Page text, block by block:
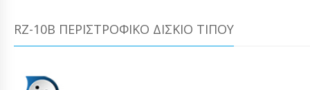
RZ-10B ΠΕΡΙΣΤΡΌΦΙΚΟ ΔΊΣΚΙΟ ΤΙΠΟΎ